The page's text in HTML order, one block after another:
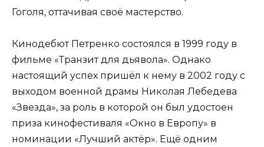
Гоголя, оттачивая своё мастерство.
Кинодебют Петренко состоялся в 1999 году в
фильме «Транзит для дьявола». Однако
настоящий успех пришёл к нему в 2002 году с
выходом военной драмы Николая Лебедева
«Звезда», за роль в которой он был удостоен
приза кинофестиваля «Окно в Европу» в
номинации «Лучший актёр». Ещё одним